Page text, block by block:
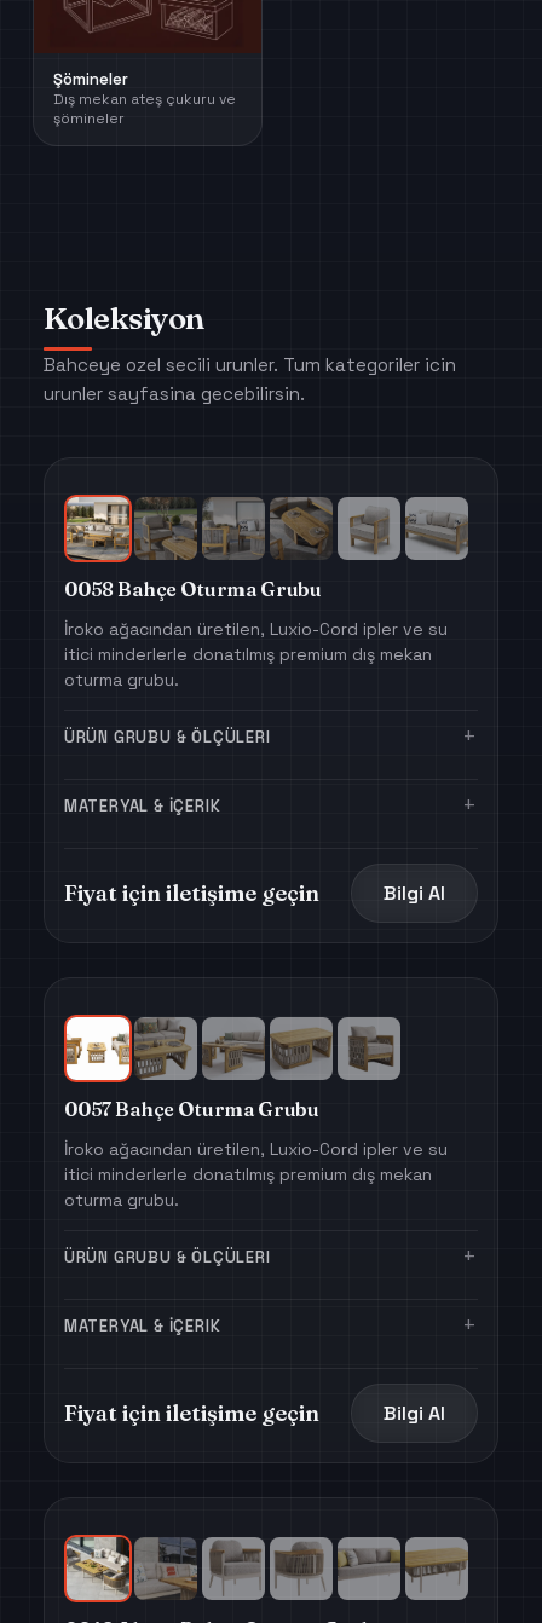
Şömineler
Dış mekan ateş çukuru ve
şömineler
Koleksiyon
Bahceye ozel secili urunler. Tum kategoriler icin
urunler sayfasina gecebilirsin.
0058 Bahçe Oturma Grubu
İroko ağacından üretilen, Luxio-Cord ipler ve su
itici minderlerle donatılmış premium dış mekan
oturma grubu.
ÜRÜN GRUBU & ÖLÇÜLERI +
MATERYAL & İÇERIK +
Fiyat için iletişime geçin Bilgi Al
0057 Bahçe Oturma Grubu
İroko ağacından üretilen, Luxio-Cord ipler ve su
itici minderlerle donatılmış premium dış mekan
oturma grubu.
ÜRÜN GRUBU & ÖLÇÜLERI +
MATERYAL & İÇERIK +
Fiyat için iletişime geçin Bilgi Al